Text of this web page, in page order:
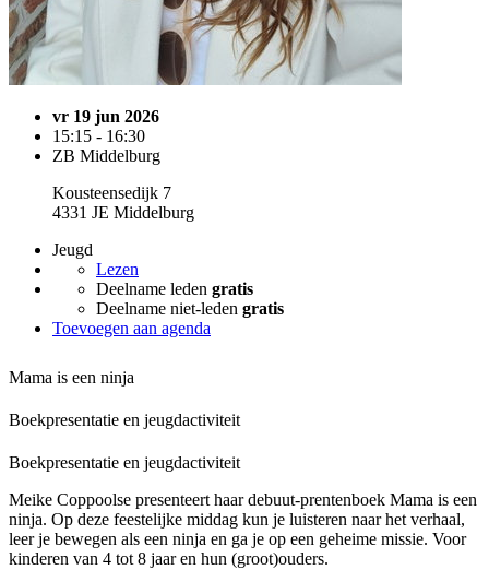
vr 19 jun 2026
15:15 - 16:30
ZB Middelburg
Kousteensedijk 7
4331 JE Middelburg
Jeugd
Lezen
Deelname leden gratis
Deelname niet-leden gratis
Toevoegen aan agenda
Mama is een ninja
Boekpresentatie en jeugdactiviteit
Boekpresentatie en jeugdactiviteit
Meike Coppoolse presenteert haar debuut-prentenboek Mama is een
ninja. Op deze feestelijke middag kun je luisteren naar het verhaal,
leer je bewegen als een ninja en ga je op een geheime missie. Voor
kinderen van 4 tot 8 jaar en hun (groot)ouders.